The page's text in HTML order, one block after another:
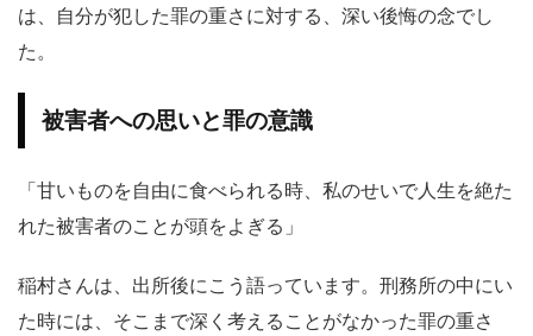
は、自分が犯した罪の重さに対する、深い後悔の念でし
た。
被害者への思いと罪の意識
「甘いものを自由に食べられる時、私のせいで人生を絶た
れた被害者のことが頭をよぎる」
稲村さんは、出所後にこう語っています。刑務所の中にい
た時には、そこまで深く考えることがなかった罪の重さ